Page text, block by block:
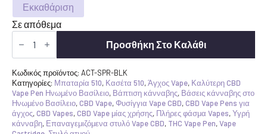
Εκκαθάριση
Σε απόθεμα
Active
Sprout
μπαταρίας
Προσθήκη Στο Καλάθι
Κωδικός προϊόντος: ACT-SPR-BLK
Κατηγορίες: Μπαταρία 510, Κασέτα 510,Άγχος Vape, Καλύτερη CBD
Vape Pen Ηνωμένο Βασίλειο, Βάπτιση κάνναβης, Βάσεις κάνναβης στο
Ηνωμένο Βασίλειο,CBD Vape,Φυσίγγια Vape CBD,CBD Vape Pens για
άγχος,CBD Vapes,CBD Vape μίας χρήσης, Πλήρες φάσμα Vapes,Υγρή
κάνναβη, Επαναγεμιζόμενα στυλό Vape CBD, THC Vape Pen,Vape